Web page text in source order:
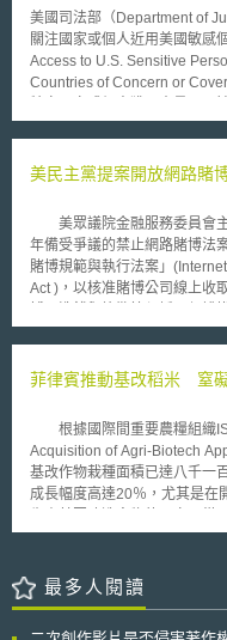
美國司法部（Department of
關注國家或個人近用美國敏感
Access to U.S. Sensitive
Countries of Concern or
脅。 最終規則指出，去識別化敏感個人資料若經大量蒐集，仍可能被重新
或個人進行該等資料的大量交
型態。同時，最終規則除設有
交易規定，並授權司法部得核
型將由總檢察長另行公布；特
該規則課予交易方持續報告（
人獲取該類特定資訊的風險。
美民主黨提案開放網路賭
美眾議院金融服務委員會主
年備受爭議的禁止網路賭博法
賭博規範與執行法案」
Act )，以核准賭博公司線上收
法律，要求銀行與信用卡公司
國人身自由的不當的干預〞。
欺或其他金融法等罪行者，且
協助。而未來消費者上網站必
號碼，以和線上支付系統作資料核對。 投資公司
Ramsay認為美國國庫預計五
菲律賓推動基改稻米 窒
根據國際間重要農糧組織
Acquisition of Agri-Biotech
基改作物栽種面積已達八千一
成長幅度高達20％，尤其是在
於其所研發之轉殖”IR-72”稻
的品種來進行基改轉殖，但迄今尚未成功。 基於
全和人體健康所帶來的影響是
最多人閱讀